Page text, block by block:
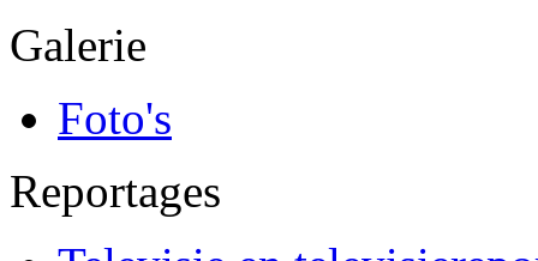
Galerie
Foto's
Reportages